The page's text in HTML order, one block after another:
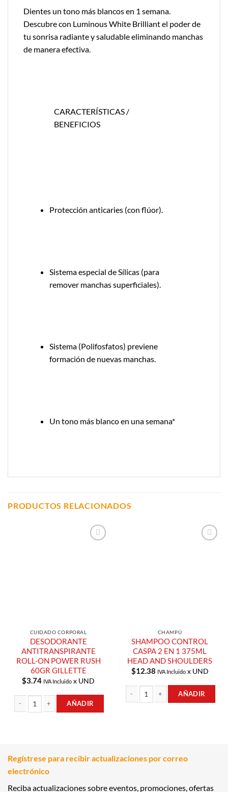
Dientes un tono más blancos en 1 semana.
Descubre con Luminous White Brilliant el poder de
tu sonrisa radiante y saludable eliminando manchas
de manera efectiva.
CARACTERÍSTICAS /
BENEFICIOS
Protección anticaries (con flúor).
Sistema especial de Sílicas (para
remover manchas superficiales).
Sistema (Polifosfatos) previene
formación de nuevas manchas.
Un tono más blanco en una semana*
PRODUCTOS RELACIONADOS
CUIDADO CORPORAL
DESODORANTE
ANTITRANSPIRANTE
ROLL-ON POWER RUSH
60GR GILLETTE
$3.74 IVA Incluido x UND
AÑADIR
CHAMPÚ
SHAMPOO CONTROL
CASPA 2 EN 1 375ML
HEAD AND SHOULDERS
$12.38 IVA Incluidox UND
AÑADIR
Regístrese para recibir actualizaciones por correo
electrónico
Reciba actualizaciones sobre eventos, promociones, ofertas